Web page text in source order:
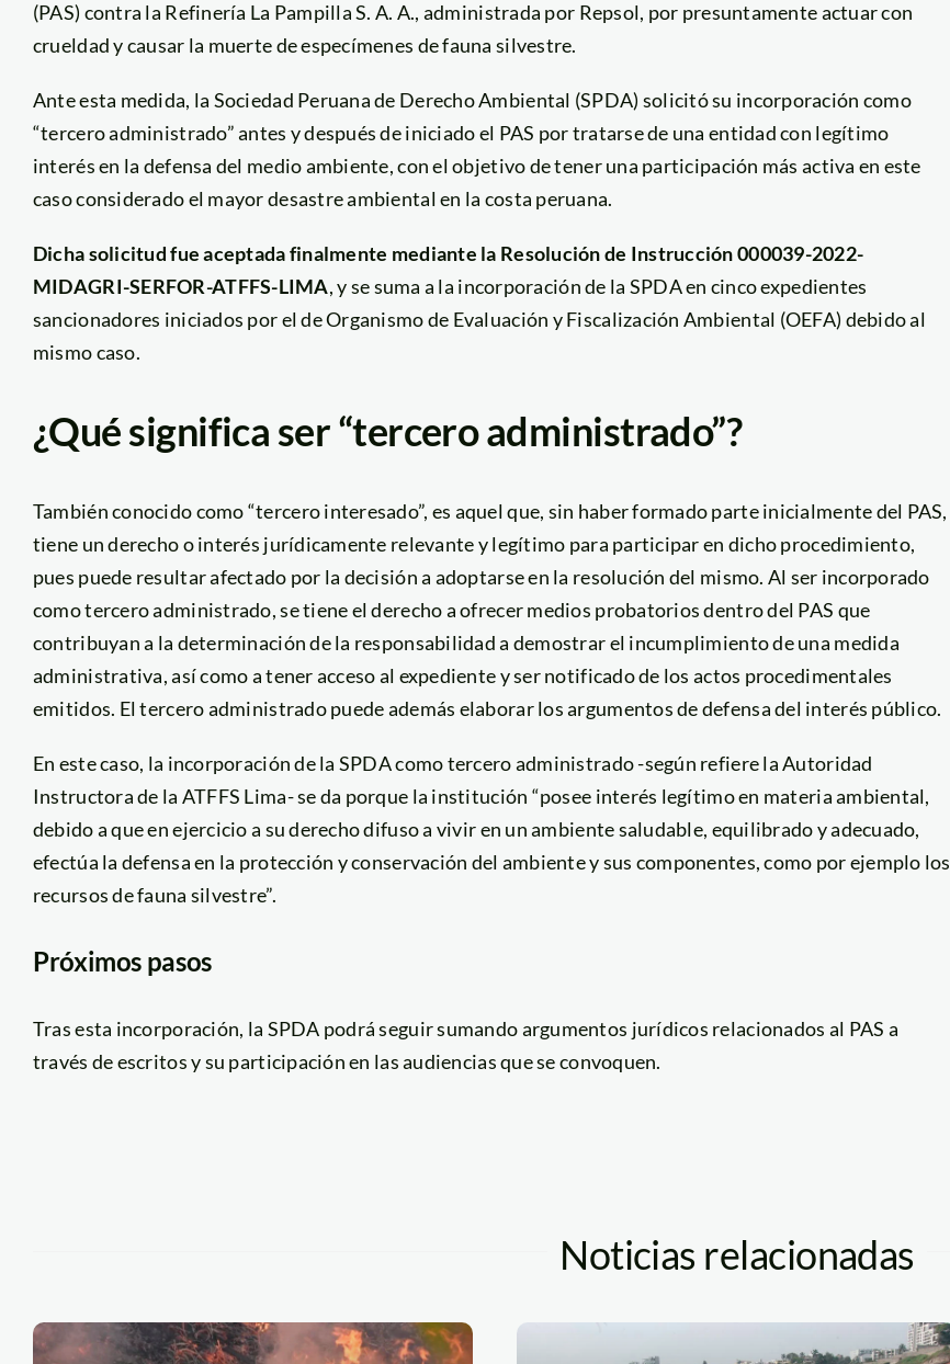
(PAS) contra la Refinería La Pampilla S. A. A., administrada por Repsol, por presuntamente actuar con
crueldad y causar la muerte de especímenes de fauna silvestre.
Ante esta medida, la Sociedad Peruana de Derecho Ambiental (SPDA) solicitó su incorporación como
“tercero administrado” antes y después de iniciado el PAS por tratarse de una entidad con legítimo
interés en la defensa del medio ambiente, con el objetivo de tener una participación más activa en este
caso considerado el mayor desastre ambiental en la costa peruana.
Dicha solicitud fue aceptadafinalmente mediante la Resolución de Instrucción 000039-2022-
MIDAGRI-SERFOR-ATFFS-LIMA, y se suma a la incorporación de la SPDA en cinco expedientes
sancionadores iniciados por el de Organismo de Evaluación y Fiscalización Ambiental (OEFA) debido al
mismo caso.
¿Qué significa ser “tercero administrado”?
También conocido como “tercero interesado”, es aquel que, sin haber formado parte inicialmente del PAS,
tiene un derecho o interés jurídicamente relevante y legítimo para participar en dicho procedimiento,
pues puede resultar afectado por la decisión a adoptarse en la resolución del mismo. Al ser incorporado
como tercero administrado, se tiene el derecho a ofrecer medios probatorios dentro del PAS que
contribuyan a la determinación de la responsabilidad a demostrar el incumplimiento de una medida
administrativa, así como a tener acceso al expediente y ser notificado de los actos procedimentales
emitidos. El tercero administrado puede además elaborar los argumentos de defensa del interés público.
En este caso, la incorporación de la SPDA como tercero administrado -según refiere la Autoridad
Instructora de la ATFFS Lima- se da porque la institución “posee interés legítimo en materia ambiental,
debido a que en ejercicio a su derecho difuso a vivir en un ambiente saludable, equilibrado y adecuado,
efectúa la defensa en la protección y conservación del ambiente y sus componentes, como por ejemplo los
recursos de fauna silvestre”.
Próximos pasos
Tras esta incorporación, la SPDA podrá seguir sumando argumentos jurídicos relacionados al PAS a
través de escritos y su participación en las audiencias que se convoquen.
Noticias relacionadas